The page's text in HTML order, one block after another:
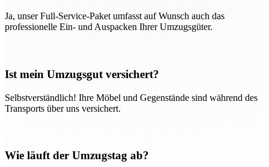
Ja, unser Full-Service-Paket umfasst auf Wunsch auch das
professionelle Ein- und Auspacken Ihrer Umzugsgüter.
Ist mein Umzugsgut versichert?
Selbstverständlich! Ihre Möbel und Gegenstände sind während des
Transports über uns versichert.
Wie läuft der Umzugstag ab?